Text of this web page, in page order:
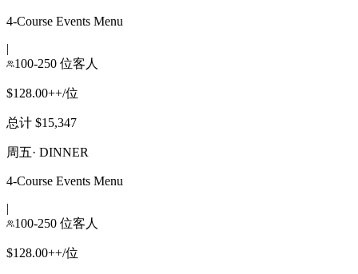
4-Course Events Menu
|
100-250 位客人
$128.00++/位
总计 $15,347
周五· DINNER
4-Course Events Menu
|
100-250 位客人
$128.00++/位